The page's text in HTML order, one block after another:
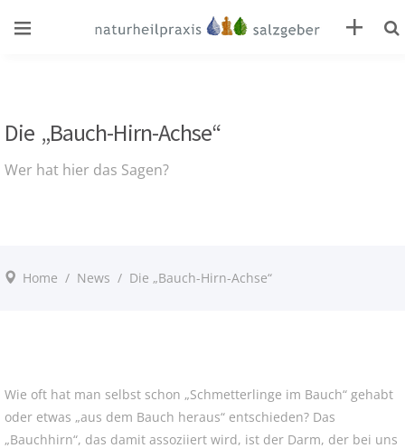
Die „Bauch-Hirn-Achse“
Wer hat hier das Sagen?
Home / News / Die „Bauch-Hirn-Achse“
Wie oft hat man selbst schon „Schmetterlinge im Bauch“ gehabt
oder etwas „aus dem Bauch heraus“ entschieden? Das
„Bauchhirn“, das damit assoziiert wird, ist der Darm, der bei uns